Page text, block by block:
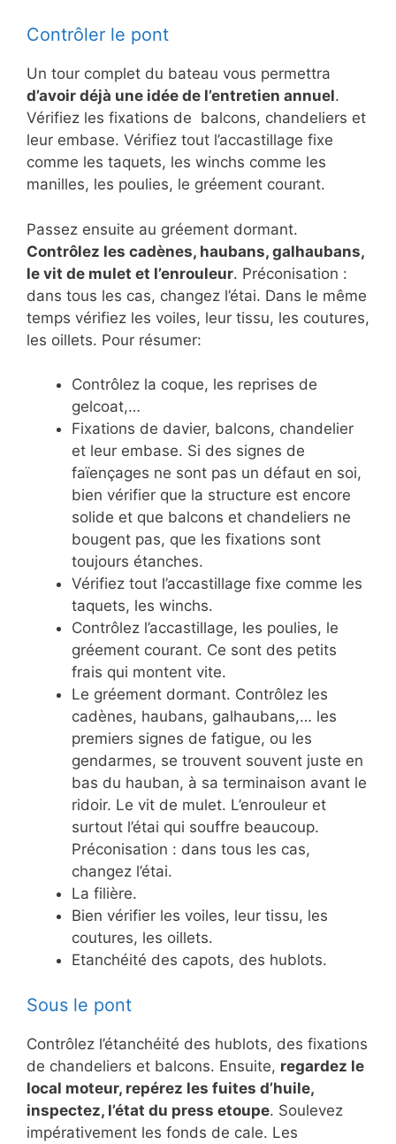
Contrôler le pont
Un tour complet du bateau vous permettra
d’avoir déjà une idée de l’entretien annuel.
Vérifiez les fixations de balcons, chandeliers et
leur embase. Vérifiez tout l’accastillage fixe
comme les taquets, les winchs comme les
manilles, les poulies, le gréement courant.
Passez ensuite au gréement dormant.
Contrôlez les cadènes, haubans, galhaubans,
le vit de mulet et l’enrouleur. Préconisation :
dans tous les cas, changez l’étai. Dans le même
temps vérifiez les voiles, leur tissu, les coutures,
les oillets. Pour résumer:
Contrôlez la coque, les reprises de
gelcoat,…
Fixations de davier, balcons, chandelier
et leur embase. Si des signes de
faïençages ne sont pas un défaut en soi,
bien vérifier que la structure est encore
solide et que balcons et chandeliers ne
bougent pas, que les fixations sont
toujours étanches.
Vérifiez tout l’accastillage fixe comme les
taquets, les winchs.
Contrôlez l’accastillage, les poulies, le
gréement courant. Ce sont des petits
frais qui montent vite.
Le gréement dormant. Contrôlez les
cadènes, haubans, galhaubans,… les
premiers signes de fatigue, ou les
gendarmes, se trouvent souvent juste en
bas du hauban, à sa terminaison avant le
ridoir. Le vit de mulet. L’enrouleur et
surtout l’étai qui souffre beaucoup.
Préconisation : dans tous les cas,
changez l’étai.
La filière.
Bien vérifier les voiles, leur tissu, les
coutures, les oillets.
Etanchéité des capots, des hublots.
Sous le pont
Contrôlez l’étanchéité des hublots, des fixations
de chandeliers et balcons. Ensuite, regardez le
local moteur, repérez les fuites d’huile,
inspectez, l’état du press etoupe. Soulevez
impérativement les fonds de cale. Les